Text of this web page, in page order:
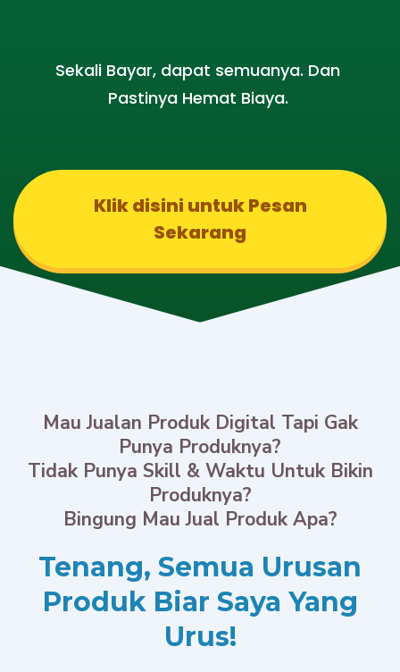
Sekali Bayar, dapat semuanya. Dan
Pastinya Hemat Biaya.
Klik disini untuk Pesan
Sekarang
Mau Jualan Produk Digital Tapi Gak
Punya Produknya?
Tidak Punya Skill & Waktu Untuk Bikin
Produknya?
Bingung Mau Jual Produk Apa?
Tenang, Semua Urusan
Produk Biar Saya Yang
Urus!